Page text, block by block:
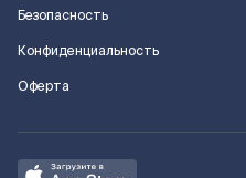
Безопасность
Конфиденциальность
Оферта